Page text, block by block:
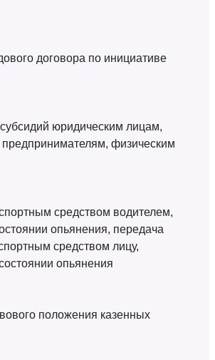
договора по инициативе
юридическим лицам,
физическим
средством водителем,
опьянения, передача
средством лицу,
опьянения
положения казенных